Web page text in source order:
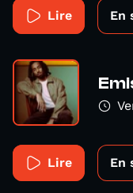
Lire En
Lire En